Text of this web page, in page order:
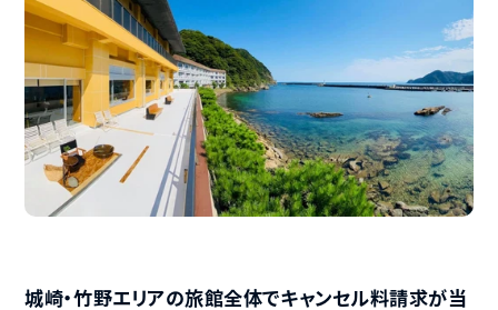
城崎・竹野エリアの旅館全体でキャンセル料請求が当